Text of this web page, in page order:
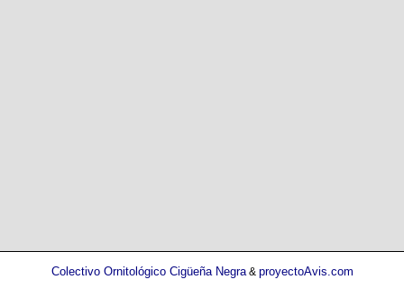
Colectivo Ornitológico Cigüeña Negra& proyectoAvis.com